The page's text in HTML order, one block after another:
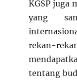
KGSP juga
yang
rekan-
tentang